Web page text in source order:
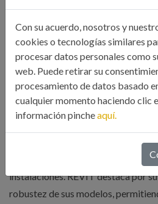
CURSO ONLINE
STRUCTURE. 27/01/2020
09 Ene, 2020 Noticias
en tres versiones, Architecture,
respuesta a los proyectos de
instalaciones. REVIT destaca por
robustez de sus modelos,
Con su acuerdo, nosotros y
cookies o tecnologías similares
procesar datos personales como
web. Puede retirar su
procesamiento de datos basado
cualquier momento haciendo clic
información pincheaquí.